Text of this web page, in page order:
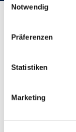
Notwendig
Präferenzen
Statistiken
Marketing
Es
Die Suche nach
uns können